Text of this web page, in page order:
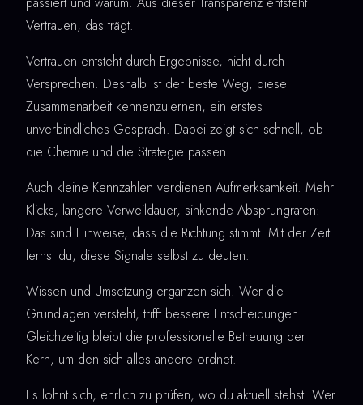
Vertrauen, das trägt.
Vertrauen entsteht durch Ergebnisse, nicht durch
Versprechen. Deshalb ist der beste Weg, diese
Zusammenarbeit kennenzulernen, ein erstes
unverbindliches Gespräch. Dabei zeigt sich schnell, ob
die Chemie und die Strategie passen.
Auch kleine Kennzahlen verdienen Aufmerksamkeit. Mehr
Klicks, längere Verweildauer, sinkende Absprungraten:
Das sind Hinweise, dass die Richtung stimmt. Mit der Zeit
lernst du, diese Signale selbst zu deuten.
Wissen und Umsetzung ergänzen sich. Wer die
Grundlagen versteht, trifft bessere Entscheidungen.
Gleichzeitig bleibt die professionelle Betreuung der
Kern, um den sich alles andere ordnet.
Es lohnt sich, ehrlich zu prüfen, wo du aktuell stehst. Wer